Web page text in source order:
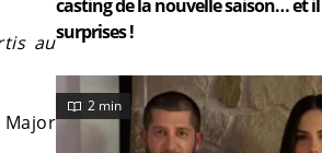
au
Major
casting de la nouvelle saison… et il
surprises !
2 min